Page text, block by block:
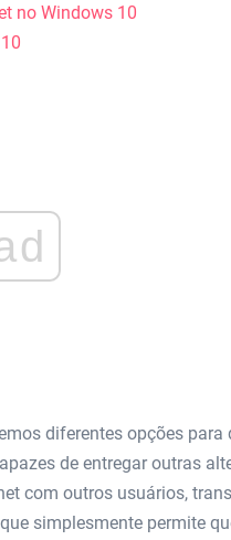
no Windows 10
diferentes opções para
de entregar outras
com outros usuários,
simplesmente permite